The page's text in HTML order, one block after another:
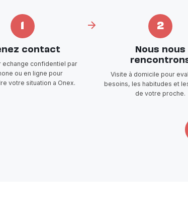
contact
echange confidentiel par
ou en ligne pour
votre situation a Onex.
2
Nous nous
Visite à domicile pour
besoins, les habitudes et
de votre proche.